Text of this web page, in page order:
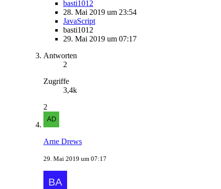
basti1012
28. Mai 2019 um 23:54
JavaScript
basti1012
29. Mai 2019 um 07:17
Antworten
2
Zugriffe
3,4k
2
Arne Drews
29. Mai 2019 um 07:17